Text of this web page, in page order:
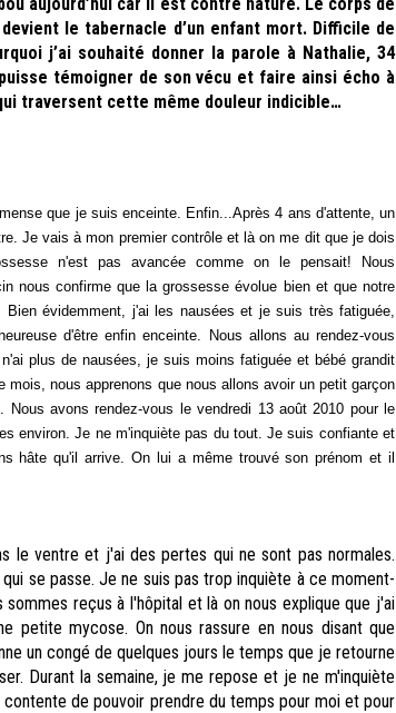
le tabernacle d’un enfant mort. Difficile de
j’ai souhaité donner la parole à Nathalie, 34
témoigner de son vécu et faire ainsi écho à
traversent cette même douleur indicible…
que je suis enceinte. Enfin...Après 4 ans d'attente, un
Je vais à mon premier contrôle et là on me dit que je dois
n'est pas avancée comme on le pensait! Nous
nous confirme que la grossesse évolue bien et que notre
évidemment, j'ai les nausées et je suis très fatiguée,
d'être enfin enceinte. Nous allons au rendez-vous
plus de nausées, je suis moins fatiguée et bébé grandit
mois, nous apprenons que nous allons avoir un petit garçon
avons rendez-vous le vendredi 13 août 2010 pour le
environ. Je ne m'inquiète pas du tout. Je suis confiante et
hâte qu'il arrive. On lui a même trouvé son prénom et il
le ventre et j'ai des pertes qui ne sont pas normales.
se passe. Je ne suis pas trop inquiète à ce moment-
reçus à l'hôpital et là on nous explique que j'ai
petite mycose. On nous rassure en nous disant que
un congé de quelques jours le temps que je retourne
Durant la semaine, je me repose et je ne m'inquiète
de pouvoir prendre du temps pour moi et pour